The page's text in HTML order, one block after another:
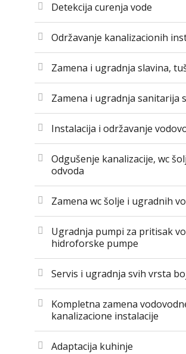
Detekcija curenja vode
Održavanje kanalizacionih
Zamena i ugradnja slavina,
Zamena i ugradnja sanitarija
Instalacija i održavanje
Odgušenje kanalizacije, wc
odvoda
Zamena wc šolje i ugradnih
Ugradnja pumpi za pritisak
hidroforske pumpe
Servis i ugradnja svih vrsta
Kompletna zamena
kanalizacione instalacije
Adaptacija kuhinje